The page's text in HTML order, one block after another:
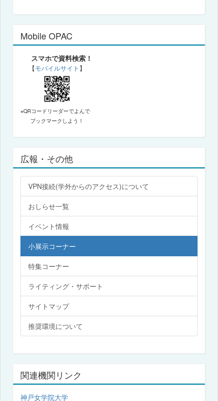
Mobile OPAC
スマホで資料検索！
【モバイルサイト 】
※QRコードリーダーでよんで
ブックマークしよう！
広報・その他
VPN接続(学外からのアクセス)について
おしらせ一覧
イベント情報
小展示コーナー
特集コーナー
ライティング・サポート
サイトマップ
推奨環境について
関連機関リンク
神戸女学院大学